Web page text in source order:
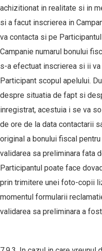
achizitionat in realitate si in
si a facut inscrierea in
va contacta si pe
Campanie numarul bonului
s-a efectuat inscrierea si ii
Participant scopul apelului.
despre situatia de fapt si
inregistrat, acestuia i se va
de ore de la data contactarii
original a bonului fiscal
validarea sa preliminara fata
Participantul poate face
prin trimitere unei foto-copii
momentul formularii
validarea sa preliminara a